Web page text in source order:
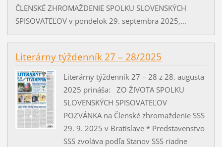
ČLENSKÉ ZHROMAŽDENIE SPOLKU SLOVENSKÝCH
SPISOVATEĽOV v pondelok 29. septembra 2025,...
Literárny týždenník 27 – 28/2025
Literárny týždenník 27 – 28 z 28. augusta
2025 prináša: ZO ŽIVOTA SPOLKU
SLOVENSKÝCH SPISOVATEĽOV
POZVÁNKA na Členské zhromaždenie SSS
29. 9. 2025 v Bratislave * Predstavenstvo
SSS zvoláva podľa Stanov SSS riadne